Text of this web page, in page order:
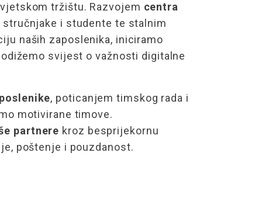
tržištu. Razvojem centra
i studente te stalnim
naših zaposlenika, iniciramo
svijest o važnosti digitalne
, poticanjem timskog rada i
motivirane timove.
partnere kroz besprijekornu
poštenje i pouzdanost.